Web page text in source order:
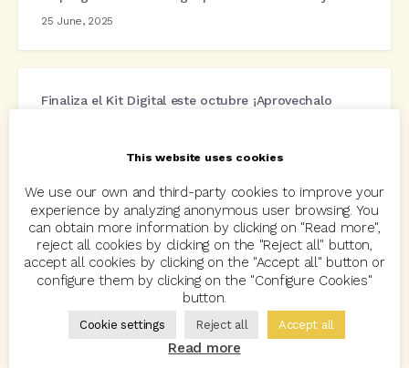
25 June, 2025
Finaliza el Kit Digital este octubre ¡Aprovechalo
Search the blog
This website uses cookies
We use our own and third-party cookies to improve your
experience by analyzing anonymous user browsing. You
can obtain more information by clicking on "Read more",
reject all cookies by clicking on the "Reject all" button,
accept all cookies by clicking on the "Accept all" button or
configure them by clicking on the "Configure Cookies"
button.
Cookie settings Reject all Accept all
Read more